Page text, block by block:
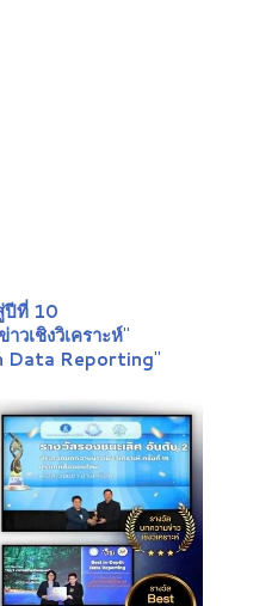
ปีที่ 10
วเชิงวิเคราะห์"
Data Reporting"